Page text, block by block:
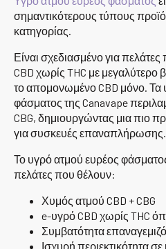
σημαντικότερους τύπους
κατηγορίας.
Είναι σχεδιασμένο για
CBD χωρίς THC με
το απομονωμένο CBD μόνο. Τα
φάσματος της Canavape
CBG, δημιουργώντας μια πιο
για συσκευές επαναπλήρωσης.
Το υγρό ατμού ευρέος φάσματος
πελάτες που θέλουν:
Χυμός ατμού CBD + CBG
e-υγρό CBD χωρίς THC
Συμβατότητα
Ισχυρή περιεκτικότητα